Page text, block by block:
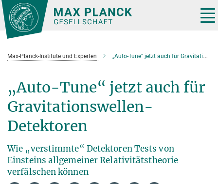
Hauptinhalt
Max-Planck-Institute und Experten „Auto-Tune“ jetzt auch für Gravitationswellen-Detektoren
„Auto-Tune“ jetzt auch für
Gravitationswellen-
Detektoren
Wie „verstimmte“ Detektoren Tests von
Einsteins allgemeiner Relativitätstheorie
verfälschen können